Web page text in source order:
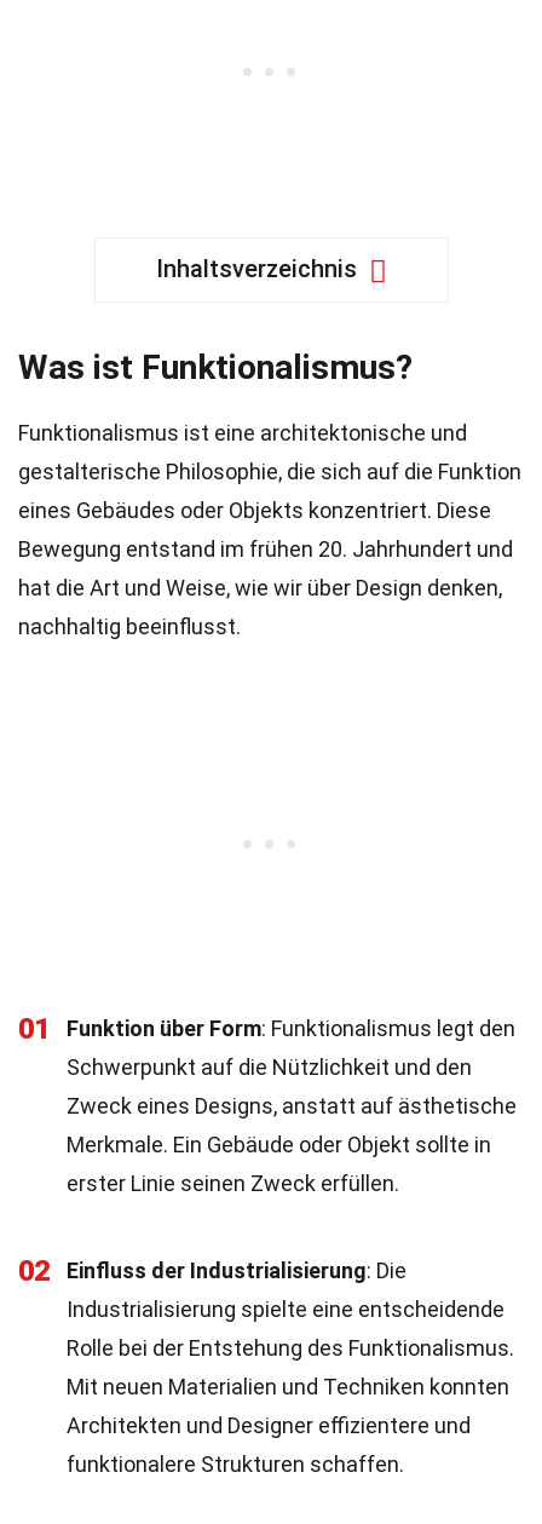
Inhaltsverzeichnis
Was ist Funktionalismus?
Funktionalismus ist eine architektonische und
gestalterische Philosophie, die sich auf die Funktion
eines Gebäudes oder Objekts konzentriert. Diese
Bewegung entstand im frühen 20. Jahrhundert und
hat die Art und Weise, wie wir über Design denken,
nachhaltig beeinflusst.
01 Funktion über Form: Funktionalismus legt den
Schwerpunkt auf die Nützlichkeit und den
Zweck eines Designs, anstatt auf ästhetische
Merkmale. Ein Gebäude oder Objekt sollte in
erster Linie seinen Zweck erfüllen.
02 Einfluss der Industrialisierung: Die
Industrialisierung spielte eine entscheidende
Rolle bei der Entstehung des Funktionalismus.
Mit neuen Materialien und Techniken konnten
Architekten und Designer effizientere und
funktionalere Strukturen schaffen.